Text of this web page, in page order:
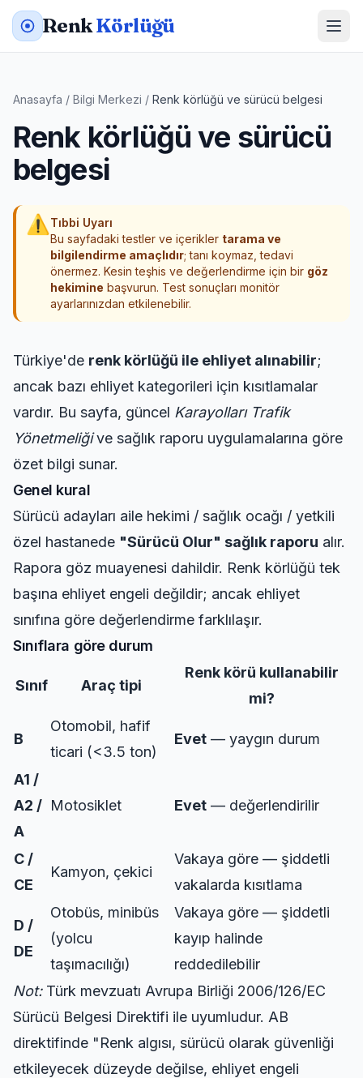
RenkKörlüğü
Anasayfa / Bilgi Merkezi / Renk körlüğü ve sürücü belgesi
Renk körlüğü ve sürücü
belgesi
⚠ Tıbbi Uyarı
Bu sayfadaki testler ve içerikler tarama ve
bilgilendirme amaçlıdır; tanı koymaz, tedavi
önermez. Kesin teşhis ve değerlendirme için bir göz
hekimine başvurun. Test sonuçları monitör
ayarlarınızdan etkilenebilir.
Türkiye'de renk körlüğü ile ehliyet alınabilir;
ancak bazı ehliyet kategorileri için kısıtlamalar
vardır. Bu sayfa, güncel Karayolları Trafik
Yönetmeliğive sağlık raporu uygulamalarına göre
özet bilgi sunar.
Genel kural
Sürücü adayları aile hekimi / sağlık ocağı / yetkili
özel hastanede "Sürücü Olur" sağlık raporu alır.
Rapora göz muayenesi dahildir. Renk körlüğü tek
başına ehliyet engeli değildir; ancak ehliyet
sınıfına göre değerlendirme farklılaşır.
Sınıflara göre durum
Sınıf Araç tipi
Renk körü kullanabilir
mi?
B
Otomobil, hafif
ticari (<3.5 ton)
Evet — yaygın durum
A1 /
A2 /
A
Motosiklet Evet — değerlendirilir
C /
CE
Kamyon, çekici
Vakaya göre — şiddetli
vakalarda kısıtlama
D /
DE
Otobüs, minibüs
(yolcu
taşımacılığı)
Vakaya göre — şiddetli
kayıp halinde
reddedilebilir
Not:Türk mevzuatı Avrupa Birliği 2006/126/EC
Sürücü Belgesi Direktifi ile uyumludur. AB
direktifinde "Renk algısı, sürücü olarak güvenliği
etkileyecek düzeyde değilse, ehliyet engeli